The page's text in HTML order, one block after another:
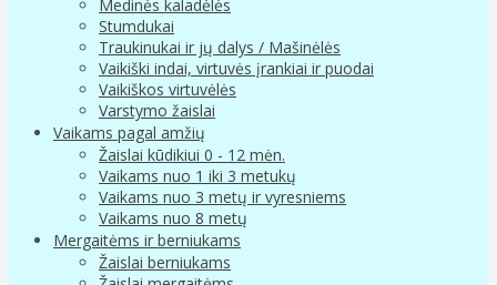
Medinės kaladėlės
Stumdukai
Traukinukai ir jų dalys / Mašinėlės
Vaikiški indai, virtuvės įrankiai ir puodai
Vaikiškos virtuvėlės
Varstymo žaislai
Vaikams pagal amžių
Žaislai kūdikiui 0 - 12 mėn.
Vaikams nuo 1 iki 3 metukų
Vaikams nuo 3 metų ir vyresniems
Vaikams nuo 8 metų
Mergaitėms ir berniukams
Žaislai berniukams